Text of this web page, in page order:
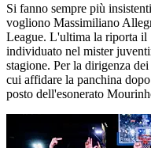
Si fanno sempre più
vogliono Massimiliano
League. L'ultima la riporta il
individuato nel mister
stagione. Per la dirigenza
cui affidare la panchina
posto dell'esonerato